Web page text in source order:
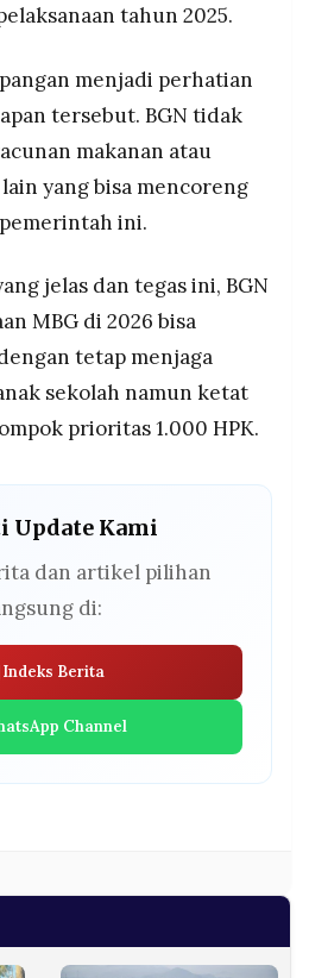
tahun 2025.
menjadi perhatian
tersebut. BGN tidak
makanan atau
yang bisa mencoreng
ini.
jelas dan tegas ini, BGN
MBG di 2026 bisa
tetap menjaga
sekolah namun ketat
prioritas 1.000 HPK.
Update Kami
dan artikel pilihan
di:
Indeks Berita
Channel